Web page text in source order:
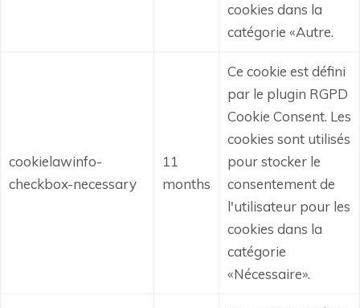
cookies dans la
catégorie «Autre.
cookielawinfo-
checkbox-necessary
11
months
Ce cookie est défini
par le plugin RGPD
Cookie Consent. Les
cookies sont utilisés
pour stocker le
consentement de
l'utilisateur pour les
cookies dans la
catégorie
«Nécessaire».